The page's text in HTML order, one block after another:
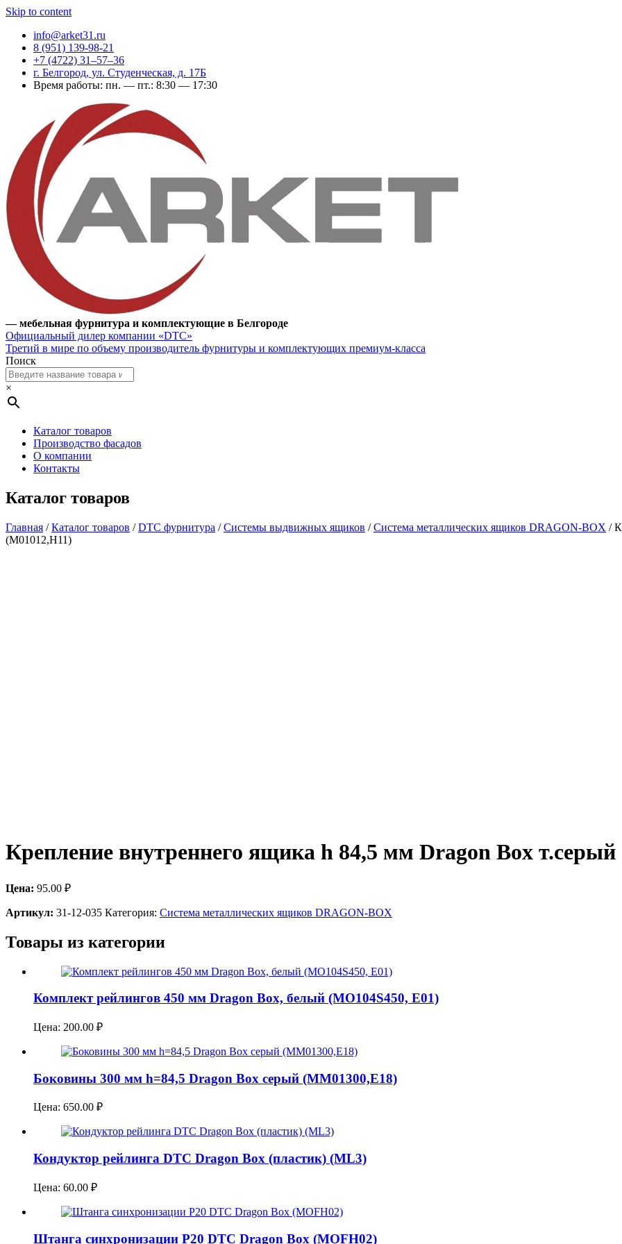
Skip to content
info@arket31.ru
8 (951) 139-98-21
+7 (4722) 31‒57‒36
г. Белгород, ул. Студенческая, д. 17Б
Время работы: пн. — пт.: 8:30 — 17:30
— мебельная фурнитура и комплектующие в Белгороде
Официальный дилер компании «DTC»
Третий в мире по объему производитель фурнитуры и комплектующих премиум-класса
Поиск
×
Каталог товаров
Производство фасадов
О компании
Контакты
Каталог товаров
Главная /Каталог товаров /DTC фурнитура /Системы выдвижных ящиков /Система металлических ящиков DRAGON-BOX /
(M01012,H11)
Крепление внутреннего ящика h 84,5 мм Dragon Box т.серый
Цена: 95.00 ₽
Артикул: 31-12-035 Категория: Система металлических ящиков DRAGON-BOX
Товары из категории
Комплект рейлингов 450 мм Dragon Box, белый (MO104S450, E01)
Цена: 200.00 ₽
Боковины 300 мм h=84,5 Dragon Box серый (MM01300,E18)
Цена: 650.00 ₽
Кондуктор рейлинга DTC Dragon Box (пластик) (ML3)
Цена: 60.00 ₽
Штанга синхронизации P20 DTC Dragon Box (MOFH02)